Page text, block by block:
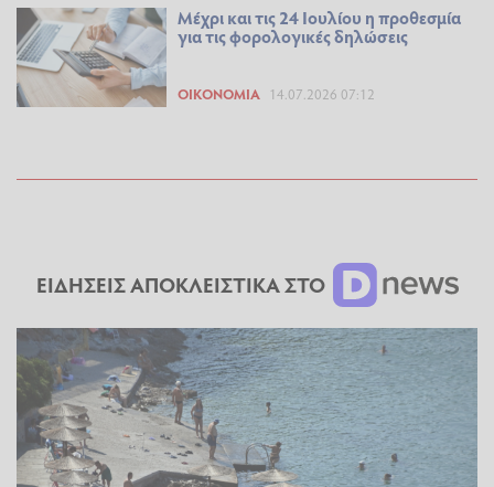
Μέχρι και τις 24 Ιουλίου η προθεσμία
για τις φορολογικές δηλώσεις
ΟΙΚΟΝΟΜΊΑ 14.07.2026 07:12
ΕΙΔΗΣΕΙΣ ΑΠΟΚΛΕΙΣΤΙΚΑ ΣΤΟ